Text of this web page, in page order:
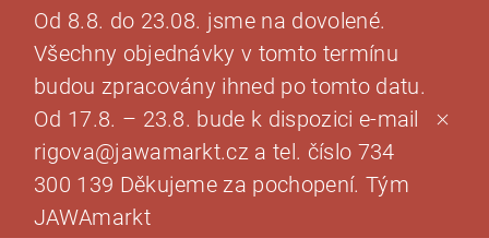
Od 8.8. do 23.08. jsme na dovolené.
Všechny objednávky v tomto termínu
budou zpracovány ihned po tomto datu.
Od 17.8. – 23.8. bude k dispozici e-mail
rigova@jawamarkt.cz a tel. číslo 734
300 139 Děkujeme za pochopení. Tým
JAWAmarkt